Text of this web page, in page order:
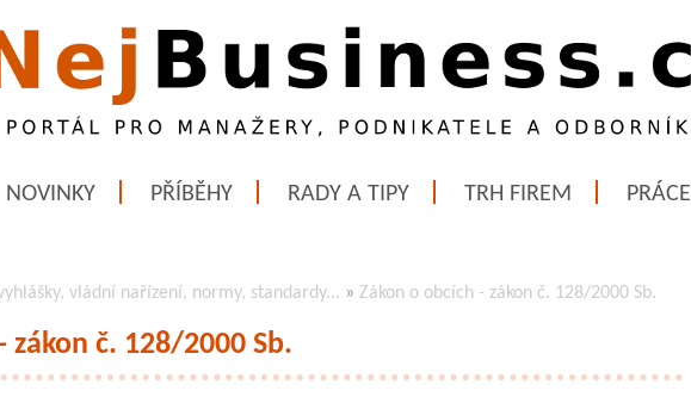
NOVINKY PŘÍBĚHY RADY A TIPY TRH FIREM PRÁCE
vládní nařízení, normy, standardy... » Zákon o obcích - zákon č. 128/2000 Sb.
zákon č. 128/2000 Sb.